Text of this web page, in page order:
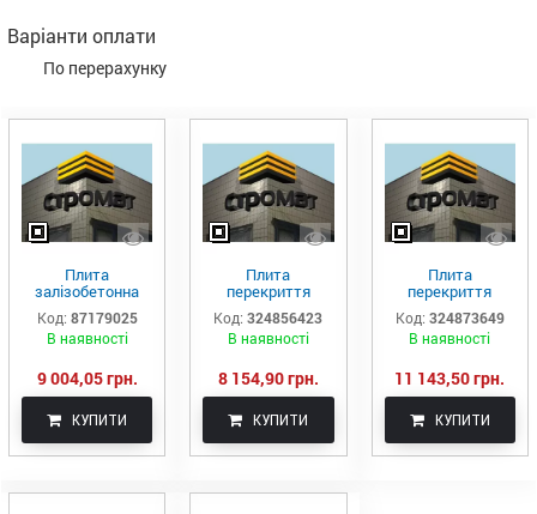
Варіанти оплати
По перерахунку
Плита
залізобетонна
багатопустотна
ПК71.12-8
Код: 87179025
В наявності
9 004,05 грн.
КУПИТИ
Плита
перекриття
пустотна ПК 65-
12-8
Код: 324856423
В наявності
8 154,90 грн.
КУПИТИ
Плита
перекриття
пустотна ПК 68-
15-8
Код: 324873649
В наявності
11 143,50 грн.
КУПИТИ